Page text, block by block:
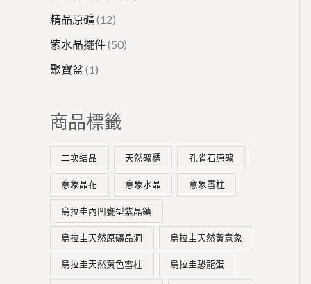
精品原礦 12
紫水晶擺件 50
聚寶盆 1
商品標籤
二次結晶 天然礦標 孔雀石原礦
意象晶花 意象水晶 意象雪柱
烏拉圭內凹甕型紫晶鎮
烏拉圭天然原礦晶洞 烏拉圭天然黃意象
烏拉圭天然黃色雪柱 烏拉圭恐龍蛋